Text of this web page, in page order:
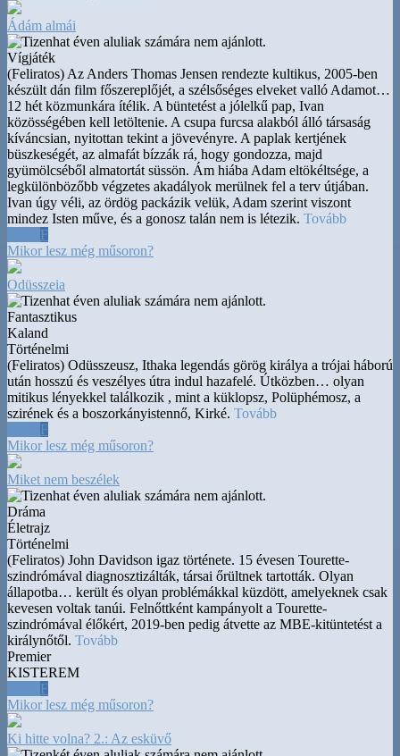
Ádám almái
Vígjáték
(Feliratos) Az Anders Thomas Jensen rendezte kultikus, 2005-ben
készült dán film főszereplőjét, a szélsőséges elveket valló Adamot…
12 hét közmunkára ítélik. A büntetést a jólelkű pap, Ivan
közösségében kell letöltenie. A csupa furcsa alakból álló társaság
kíváncsian, nyitottan tekint a jövevényre. A paplak kertjének
büszkeségét, az almafát bízzák rá, hogy gondozza, majd
gyümölcséből almatortát süssön. Ám hiába Adam eltökéltsége, a
legkülönbözőbb végzetes akadályok merülnek fel a terv útjában.
Ivan úgy véli, az ördög packázik velük, Adam szerint viszont
mindez Isten műve, és a gonosz talán nem is létezik. Tovább
F
Mikor lesz még műsoron?
Odüsszeia
Fantasztikus
Kaland
Történelmi
(Feliratos) Odüsszeusz, Ithaka legendás görög királya a trójai háború
után hosszú és veszélyes útra indul hazafelé. Útközben… olyan
mitikus lényekkel találkozik , mint a küklopsz, Polüphémosz, a
szirének és a boszorkányistennő, Kirké. Tovább
F
Mikor lesz még műsoron?
Miket nem beszélek
Dráma
Életrajz
Történelmi
(Feliratos) John Davidson igaz története. 15 évesen Tourette-
szindrómával diagnosztizálták, társai őrültnek tartották. Olyan
állapotba… került és olyan problémákkal küzdött, amelyeknek csak
kevesen voltak tanúi. Felnőttként kampányolt a Tourette-
szindrómával élőkért, 2019-ben pedig átvette az MBE-kitüntetést a
királynőtől. Tovább
Premier
KISTEREM
F
Mikor lesz még műsoron?
Ki hitte volna? 2.: Az esküvő